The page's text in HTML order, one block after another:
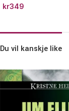
kr349
Du vil kanskje like